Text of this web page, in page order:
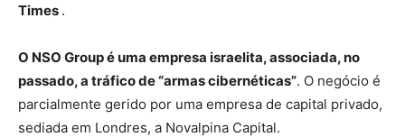
Times .
O NSO Group é uma empresa israelita, associada, no
passado, a tráfico de “armas cibernéticas”. O negócio é
parcialmente gerido por uma empresa de capital privado,
sediada em Londres, a Novalpina Capital.